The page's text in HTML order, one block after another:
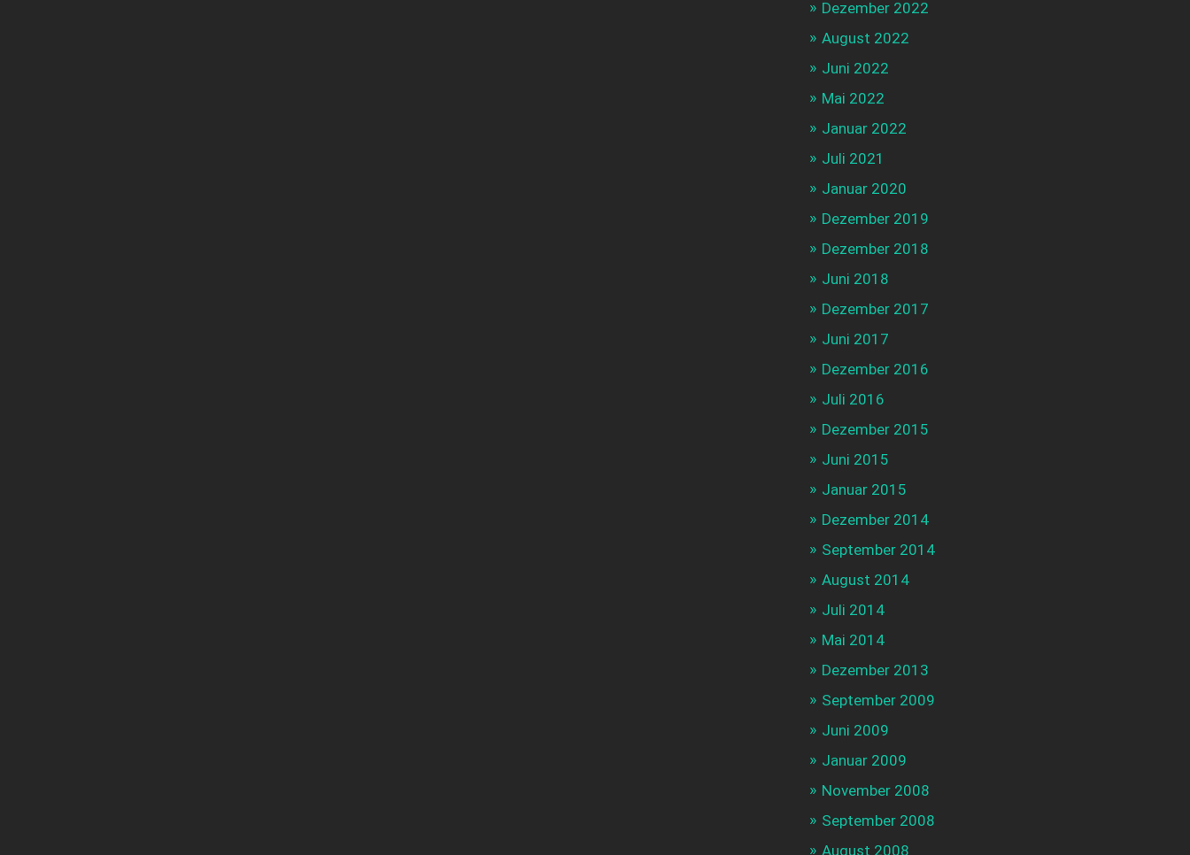
Dezember 2022
August 2022
Juni 2022
Mai 2022
Januar 2022
Juli 2021
Januar 2020
Dezember 2019
Dezember 2018
Juni 2018
Dezember 2017
Juni 2017
Dezember 2016
Juli 2016
Dezember 2015
Juni 2015
Januar 2015
Dezember 2014
September 2014
August 2014
Juli 2014
Mai 2014
Dezember 2013
September 2009
Juni 2009
Januar 2009
November 2008
September 2008
August 2008